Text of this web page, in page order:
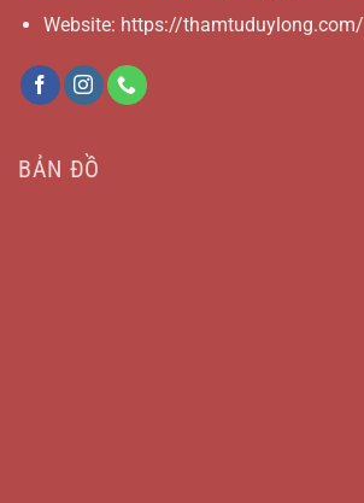
Website: https://thamtuduylong.com/
BẢN ĐỒ